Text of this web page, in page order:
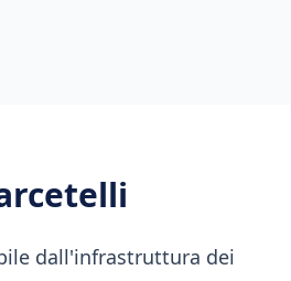
dall'infrastruttura dei